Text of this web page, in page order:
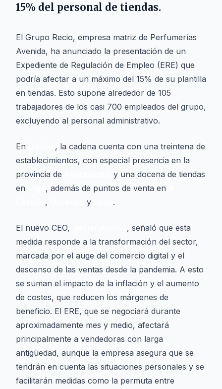
15% del personal de tiendas.
El Grupo Recio, empresa matriz de Perfumerías
Avenida, ha anunciado la presentación de un
Expediente de Regulación de Empleo (ERE) que
podría afectar a un máximo del 15% de su plantilla
en tiendas. Esto supone alrededor de 105
trabajadores de los casi 700 empleados del grupo,
excluyendo al personal administrativo.
En
, la cadena cuenta con una treintena de
establecimientos, con especial presencia en la
provincia de
y una docena de tiendas
en
, además de puntos de venta en
, y .
El nuevo CEO,
, señaló que esta
medida responde a la transformación del sector,
marcada por el auge del comercio digital y el
descenso de las ventas desde la pandemia. A esto
se suman el impacto de la inflación y el aumento
de costes, que reducen los márgenes de
beneficio. El ERE, que se negociará durante
aproximadamente mes y medio, afectará
principalmente a vendedoras con larga
antigüedad, aunque la empresa asegura que se
tendrán en cuenta las situaciones personales y se
facilitarán medidas como la permuta entre